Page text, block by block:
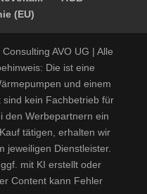
(EU)
AVO UG | Alle
Die ist eine
und einem
kein Fachbetrieb für
den Werbepartnern ein
tätigen, erhalten wir
jeweiligen Dienstleister.
mit KI erstellt oder
Content kann Fehler